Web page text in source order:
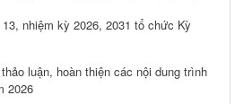
nhiệm kỳ 2026, 2031 tổ chức Kỳ
luận, hoàn thiện các nội dung trình
2026